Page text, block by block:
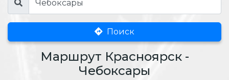
Поиск
Маршрут Красноярск -
Чебоксары